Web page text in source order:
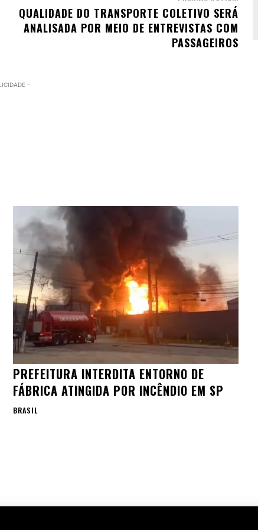
QUALIDADE DO TRANSPORTE COLETIVO SERÁ
ANALISADA POR MEIO DE ENTREVISTAS COM
PASSAGEIROS
-
PREFEITURA INTERDITA ENTORNO DE
FÁBRICA ATINGIDA POR INCÊNDIO EM SP
BRASIL